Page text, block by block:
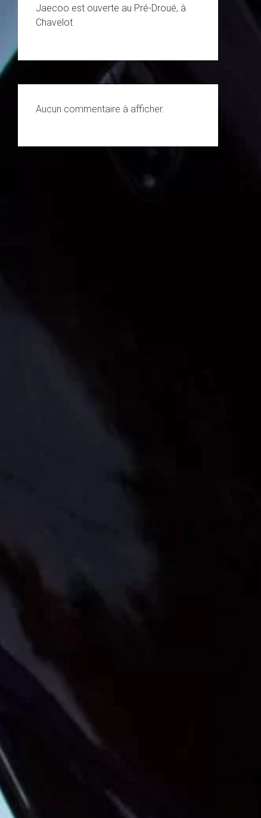
Jaecoo est ouverte au Pré-Droué, à
Chavelot
Aucun commentaire à afficher.